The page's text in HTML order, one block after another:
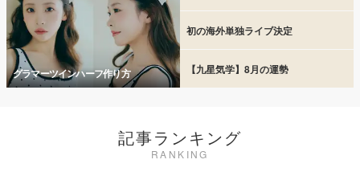
グラマーツインハーフ作り方
初の海外単独ライブ決定
【九星気学】8月の運勢
記事ランキング
RANKING